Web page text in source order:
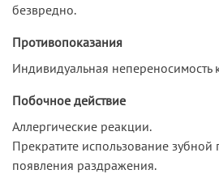
безвредно.
Противопоказания
Индивидуальная непереносимость
Побочное действие
Аллергические реакции.
Прекратите использование зубной
появления раздражения.